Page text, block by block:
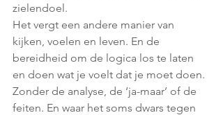
zielendoel.
Het vergt een andere manier van
kijken, voelen en leven. En de
bereidheid om de logica los te laten
en doen wat je voelt dat je moet doen.
Zonder de analyse, de ‘ja-maar’ of de
feiten. En waar het soms dwars tegen